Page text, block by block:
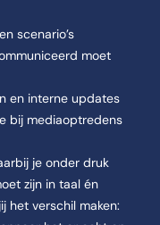
scenario’s
moet
en interne updates
bij mediaoptredens
je onder druk
zijn in taal én
het verschil maken: